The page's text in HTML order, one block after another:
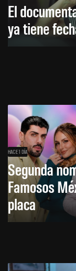
El
ya tiene
HACE 1 DÍA
Segunda
Famosos
placa